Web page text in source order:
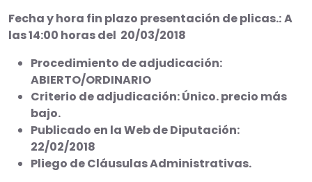
Fecha y hora fin plazo presentación de plicas.:A
las 14:00 horas del 20/03/2018
Procedimiento de adjudicación:
ABIERTO/ORDINARIO
Criterio de adjudicación: Único. precio más
bajo.
Publicado en la Web de Diputación:
22/02/2018
Pliego de Cláusulas Administrativas.